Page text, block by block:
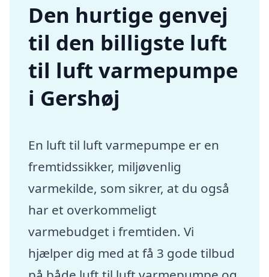
Den hurtige genvej
til den billigste luft
til luft varmepumpe
i Gershøj
En luft til luft varmepumpe er en
fremtidssikker, miljøvenlig
varmekilde, som sikrer, at du også
har et overkommeligt
varmebudget i fremtiden. Vi
hjælper dig med at få 3 gode tilbud